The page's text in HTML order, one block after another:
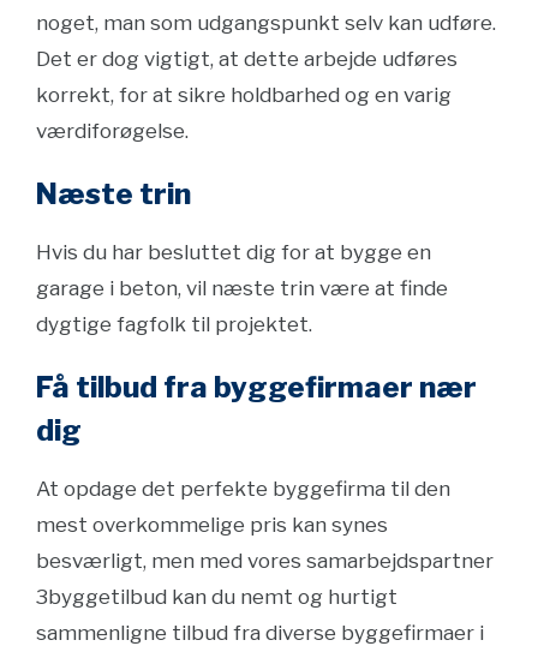
noget, man som udgangspunkt selv kan udføre.
Det er dog vigtigt, at dette arbejde udføres
korrekt, for at sikre holdbarhed og en varig
værdiforøgelse.
Næste trin
Hvis du har besluttet dig for at bygge en
garage i beton, vil næste trin være at finde
dygtige fagfolk til projektet.
Få tilbud fra byggefirmaer nær
dig
At opdage det perfekte byggefirma til den
mest overkommelige pris kan synes
besværligt, men med vores samarbejdspartner
3byggetilbud kan du nemt og hurtigt
sammenligne tilbud fra diverse byggefirmaer i